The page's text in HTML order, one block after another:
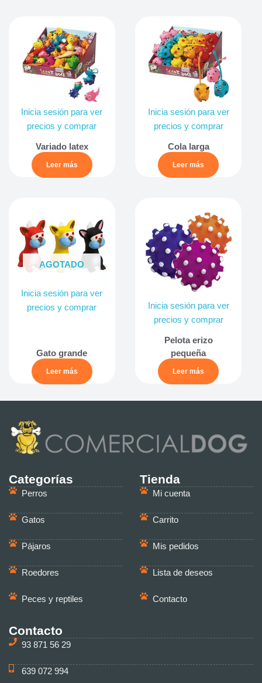
Inicia sesión para ver
precios y comprar
Variado latex
Leer más
Inicia sesión para ver
precios y comprar
Cola larga
Leer más
AGOTADO
Inicia sesión para ver
precios y comprar
Gato grande
Leer más
Inicia sesión para ver
precios y comprar
Pelota erizo
pequeña
Leer más
Categorías
Perros
Gatos
Pájaros
Roedores
Peces y reptiles
Tienda
Mi cuenta
Carrito
Mis pedidos
Lista de deseos
Contacto
Contacto
93 871 56 29
639 072 994